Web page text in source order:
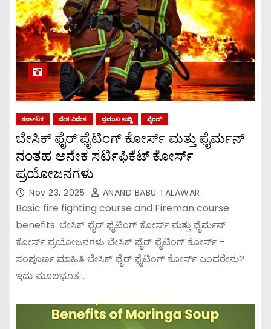
ಕರ್ನಾಟಕ ದೇಶ ವಿದೇಶ ಪ್ರಮುಖ ಸುದ್ದಿ ವೈರಲ್
ಬೇಸಿಕ್ ಫೈರ್ ಫೈಟಿಂಗ್ ಕೋರ್ಸ್ ಮತ್ತು ಫೈರ್ಮನ್
ನಂತಹ ಅನೇಕ ಸರ್ಟಿಫಿಕೆಟ್ ಕೋರ್ಸ್
ಪ್ರಯೋಜನಗಳು
Nov 23, 2025 ANAND BABU TALAWAR
Basic fire fighting course and Fireman course
benefits. ಬೇಸಿಕ್ ಫೈರ್ ಫೈಟಿಂಗ್ ಕೋರ್ಸ್ ಮತ್ತು ಫೈರ್ಮನ್
ಕೋರ್ಸ್ ಪ್ರಯೋಜನಗಳು ಬೇಸಿಕ್ ಫೈರ್ ಫೈಟಿಂಗ್ ಕೋರ್ಸ್ –
ಸಂಪೂರ್ಣ ಮಾಹಿತಿ ಬೇಸಿಕ್ ಫೈರ್ ಫೈಟಿಂಗ್ ಕೋರ್ಸ್ ಎಂದರೇನು?
ಇದು ಮೂಲಭೂತ…